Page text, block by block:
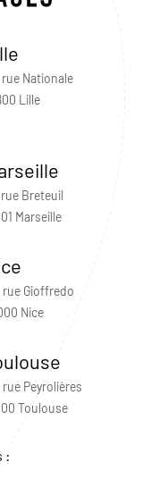
rue Nationale
Lille
Breteuil
Marseille
rue Gioffredo
Nice
Peyrolières
Toulouse
: